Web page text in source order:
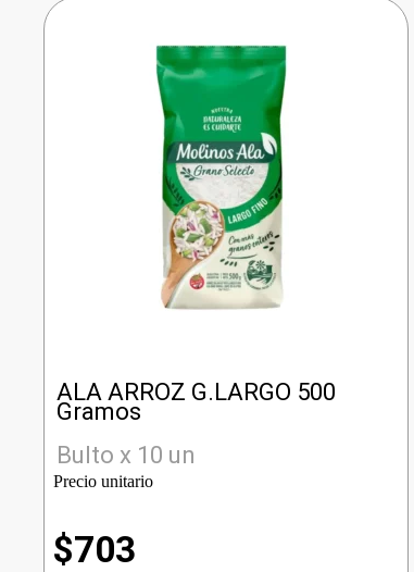
ALA ARROZ G.LARGO 500
Gramos
Bulto x 10 un
Precio unitario
$703